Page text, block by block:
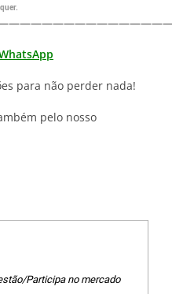
para não perder nada!
pelo nosso
Participa no mercado